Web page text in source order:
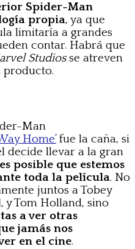
Spider-Man
propia, ya que
limitaría a grandes
contar. Habrá que
Studiosse atreven
producto.
Man
Home’fue la caña, si
decide llevar a la gran
es posible que estemos
toda la película. No
juntos a Tobey
y Tom Holland, sino
a ver otras
jamás nos
en el cine.